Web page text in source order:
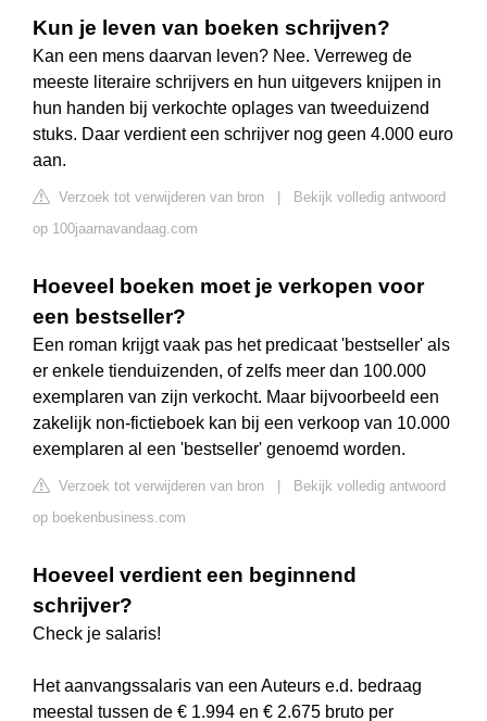
Kun je leven van boeken schrijven?
Kan een mens daarvan leven? Nee. Verreweg de
meeste literaire schrijvers en hun uitgevers knijpen in
hun handen bij verkochte oplages van tweeduizend
stuks. Daar verdient een schrijver nog geen 4.000 euro
aan.
Verzoek tot verwijderen van bron
Bekijk volledig antwoord
op 100jaarnavandaag.com
Hoeveel boeken moet je verkopen voor
een bestseller?
Een roman krijgt vaak pas het predicaat 'bestseller' als
er enkele tienduizenden, of zelfs meer dan 100.000
exemplaren van zijn verkocht. Maar bijvoorbeeld een
zakelijk non-fictieboek kan bij een verkoop van 10.000
exemplaren al een 'bestseller' genoemd worden.
Verzoek tot verwijderen van bron
Bekijk volledig antwoord
op boekenbusiness.com
Hoeveel verdient een beginnend
schrijver?
Check je salaris!
Het aanvangssalaris van een Auteurs e.d. bedraag
meestal tussen de € 1.994 en € 2.675 bruto per